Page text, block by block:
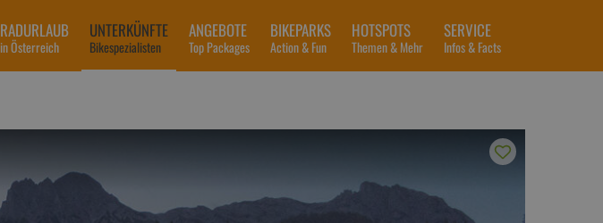
RADURLAUB
in Österreich
UNTERKÜNFTE
Bikespezialisten
ANGEBOTE
Top Packages
BIKEPARKS
Action & Fun
HOTSPOTS
Themen & Mehr
SERVICE
Infos & Facts